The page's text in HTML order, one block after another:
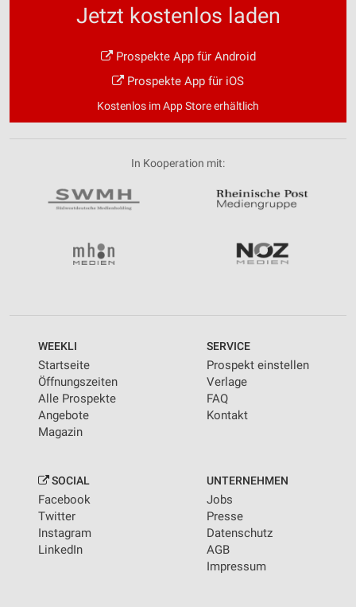
Jetzt kostenlos laden
Prospekte App für Android
Prospekte App für iOS
Kostenlos im App Store erhältlich
In Kooperation mit:
WEEKLI
Startseite
Öffnungszeiten
Alle Prospekte
Angebote
Magazin
SERVICE
Prospekt einstellen
Verlage
FAQ
Kontakt
SOCIAL
Facebook
Twitter
Instagram
LinkedIn
UNTERNEHMEN
Jobs
Presse
Datenschutz
AGB
Impressum